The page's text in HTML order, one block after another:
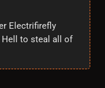
Electrifirefly
Hell to steal all of